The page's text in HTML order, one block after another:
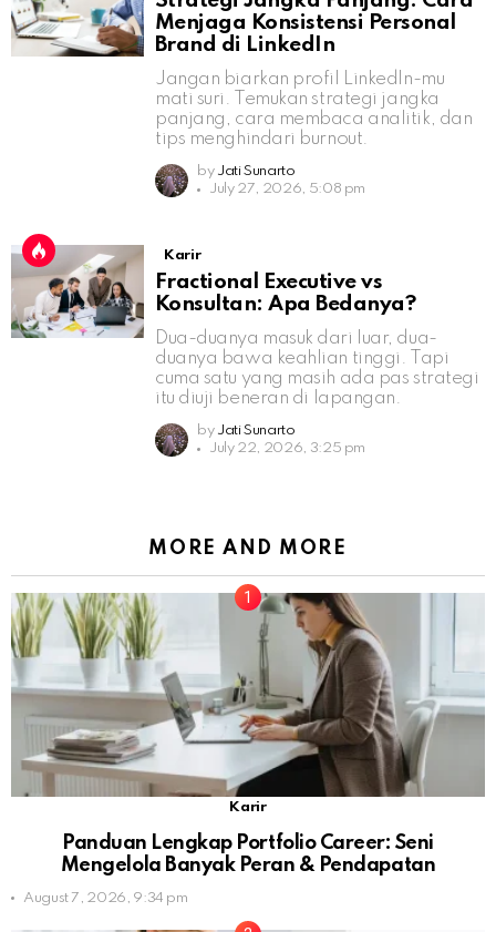
Menjaga Konsistensi Personal
Brand di LinkedIn
Jangan biarkan profil LinkedIn-mu
mati suri. Temukan strategi jangka
panjang, cara membaca analitik, dan
tips menghindari burnout.
by Jati Sunarto
July 27, 2026, 5:08 pm
Karir
Fractional Executive vs
Konsultan: Apa Bedanya?
Dua-duanya masuk dari luar, dua-
duanya bawa keahlian tinggi. Tapi
cuma satu yang masih ada pas strategi
itu diuji beneran di lapangan.
by Jati Sunarto
July 22, 2026, 3:25 pm
MORE AND MORE
Karir
Panduan Lengkap Portfolio Career: Seni
Mengelola Banyak Peran & Pendapatan
August 7, 2026, 9:34 pm